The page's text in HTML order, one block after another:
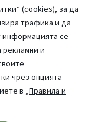
(cookies), за да
трафика и да
информацията се
рекламни и
чрез опцията
в „Правила и